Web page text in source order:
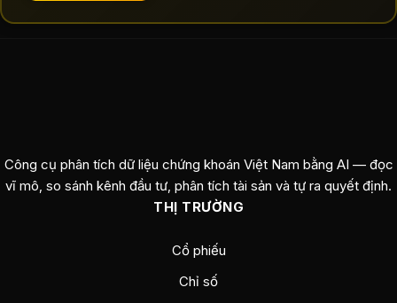
Công cụ phân tích dữ liệu chứng khoán Việt Nam bằng AI — đọc
vĩ mô, so sánh kênh đầu tư, phân tích tài sản và tự ra quyết định.
THỊ TRƯỜNG
Cổ phiếu
Chỉ số